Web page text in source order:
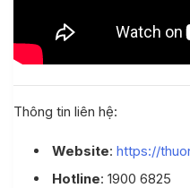
Thông tin liên hệ:
Website: https://
Hotline: 1900 6825